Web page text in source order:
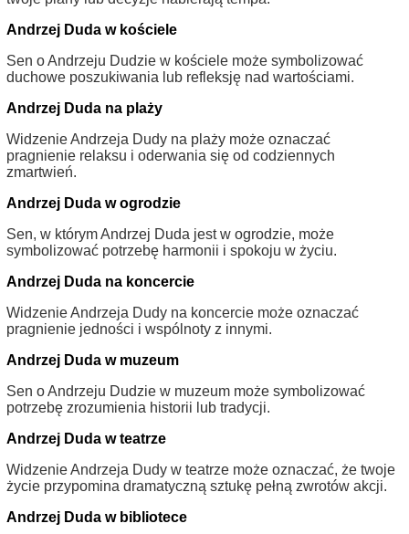
Andrzej Duda w kościele
Sen o Andrzeju Dudzie w kościele może symbolizować
duchowe poszukiwania lub refleksję nad wartościami.
Andrzej Duda na plaży
Widzenie Andrzeja Dudy na plaży może oznaczać
pragnienie relaksu i oderwania się od codziennych
zmartwień.
Andrzej Duda w ogrodzie
Sen, w którym Andrzej Duda jest w ogrodzie, może
symbolizować potrzebę harmonii i spokoju w życiu.
Andrzej Duda na koncercie
Widzenie Andrzeja Dudy na koncercie może oznaczać
pragnienie jedności i wspólnoty z innymi.
Andrzej Duda w muzeum
Sen o Andrzeju Dudzie w muzeum może symbolizować
potrzebę zrozumienia historii lub tradycji.
Andrzej Duda w teatrze
Widzenie Andrzeja Dudy w teatrze może oznaczać, że twoje
życie przypomina dramatyczną sztukę pełną zwrotów akcji.
Andrzej Duda w bibliotece